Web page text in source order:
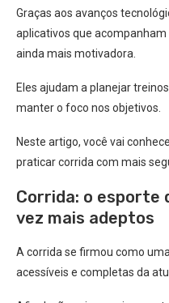
Graças aos avanços
aplicativos que
ainda mais motivadora.
Eles ajudam a planejar
manter o foco nos objetivos.
Neste artigo, você vai
praticar corrida com mais
Corrida: o esporte
vez mais adeptos
A corrida se firmou como
acessíveis e completas da